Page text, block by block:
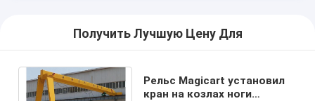
Получить Лучшую Цену Для
Рельс Magicart установил
кран на козлах ноги